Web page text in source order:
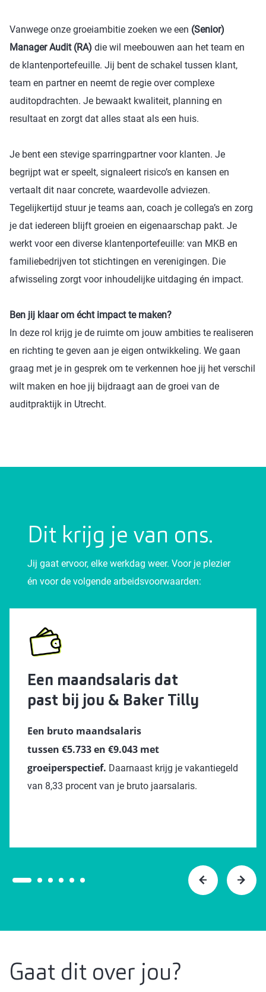
Vanwege onze groeiambitie zoeken we een (Senior)
Manager Audit (RA) die wil meebouwen aan het team en
de klantenportefeuille. Jij bent de schakel tussen klant,
team en partner en neemt de regie over complexe
auditopdrachten. Je bewaakt kwaliteit, planning en
resultaat en zorgt dat alles staat als een huis.
Je bent een stevige sparringpartner voor klanten. Je
begrijpt wat er speelt, signaleert risico’s en kansen en
vertaalt dit naar concrete, waardevolle adviezen.
Tegelijkertijd stuur je teams aan, coach je collega’s en zorg
je dat iedereen blijft groeien en eigenaarschap pakt. Je
werkt voor een diverse klantenportefeuille: van MKB en
familiebedrijven tot stichtingen en verenigingen. Die
afwisseling zorgt voor inhoudelijke uitdaging én impact.
Ben jij klaar om écht impact te maken?
In deze rol krijg je de ruimte om jouw ambities te realiseren
en richting te geven aan je eigen ontwikkeling. We gaan
graag met je in gesprek om te verkennen hoe jij het verschil
wilt maken en hoe jij bijdraagt aan de groei van de
auditpraktijk in Utrecht.
Dit krijg je van ons.
Jij gaat ervoor, elke werkdag weer. Voor je plezier
én voor de volgende arbeidsvoorwaarden:
Een maandsalaris dat
past bij jou & Baker Tilly
Een bruto maandsalaris
tussen €5.733 en €9.043 met
groeiperspectief. Daarnaast krijg je vakantiegeld
van 8,33 procent van je bruto jaarsalaris.
Gaat dit over jou?